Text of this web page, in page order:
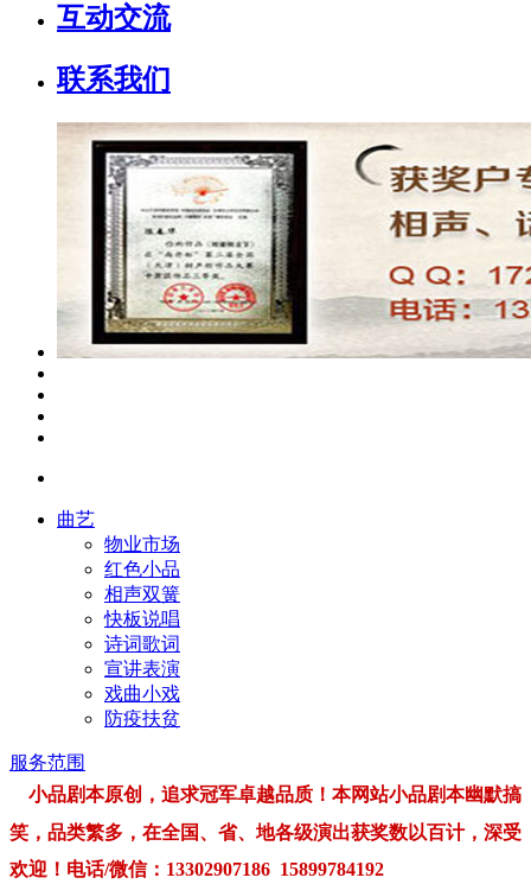
互动交流
联系我们
曲艺
物业市场
红色小品
相声双簧
快板说唱
诗词歌词
宣讲表演
戏曲小戏
防疫扶贫
服务范围
小品剧本原创，追求冠军卓越品质！本网站小品剧本幽默搞
笑，品类繁多，在全国、省、地各级演出获奖数以百计，深受
欢迎！电话/微信：13302907186 15899784192